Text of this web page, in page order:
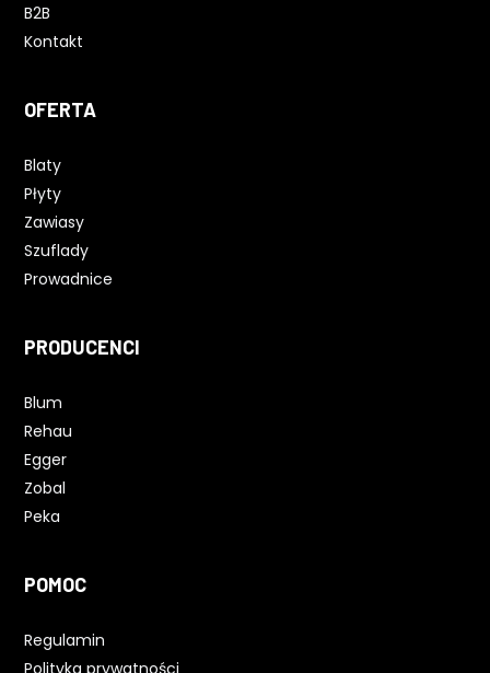
B2B
Kontakt
OFERTA
Blaty
Płyty
Zawiasy
Szuflady
Prowadnice
PRODUCENCI
Blum
Rehau
Egger
Zobal
Peka
POMOC
Regulamin
Polityka prywatności